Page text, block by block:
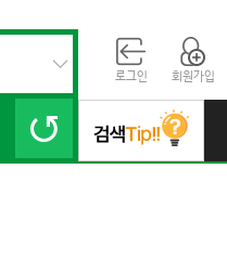
로그인 회원가입